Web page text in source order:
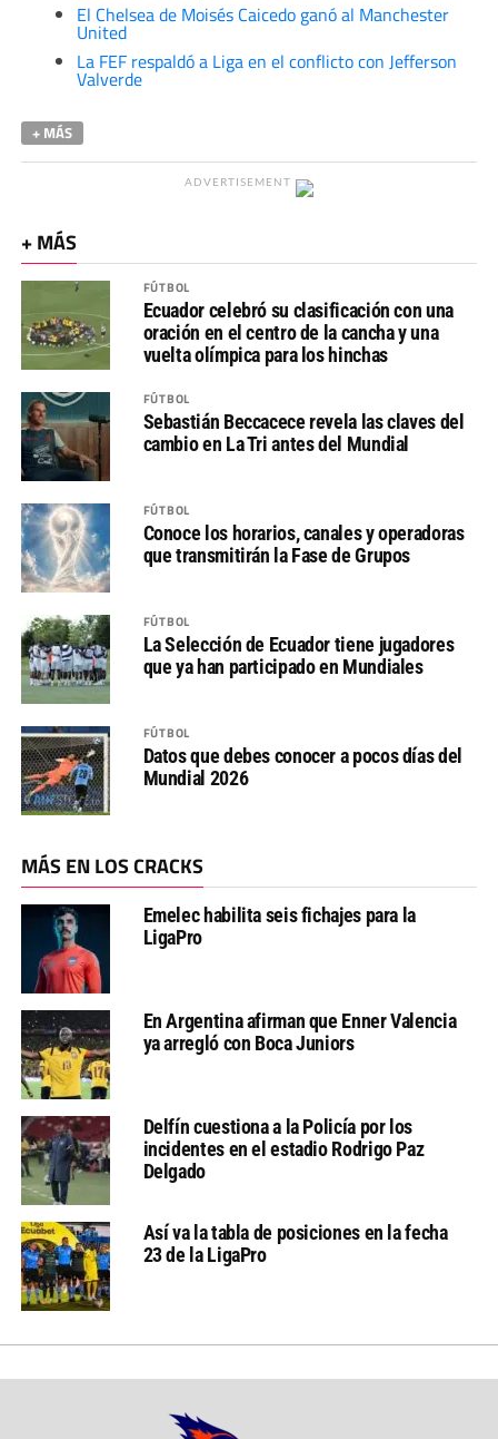
El Chelsea de Moisés Caicedo ganó al Manchester
United
La FEF respaldó a Liga en el conflicto con Jefferson
Valverde
+ MÁS
ADVERTISEMENT
+ MÁS
FÚTBOL
Ecuador celebró su clasificación con una
oración en el centro de la cancha y una
vuelta olímpica para los hinchas
FÚTBOL
Sebastián Beccacece revela las claves del
cambio en La Tri antes del Mundial
FÚTBOL
Conoce los horarios, canales y operadoras
que transmitirán la Fase de Grupos
FÚTBOL
La Selección de Ecuador tiene jugadores
que ya han participado en Mundiales
FÚTBOL
Datos que debes conocer a pocos días del
Mundial 2026
MÁS EN LOS CRACKS
Emelec habilita seis fichajes para la
LigaPro
En Argentina afirman que Enner Valencia
ya arregló con Boca Juniors
Delfín cuestiona a la Policía por los
incidentes en el estadio Rodrigo Paz
Delgado
Así va la tabla de posiciones en la fecha
23 de la LigaPro